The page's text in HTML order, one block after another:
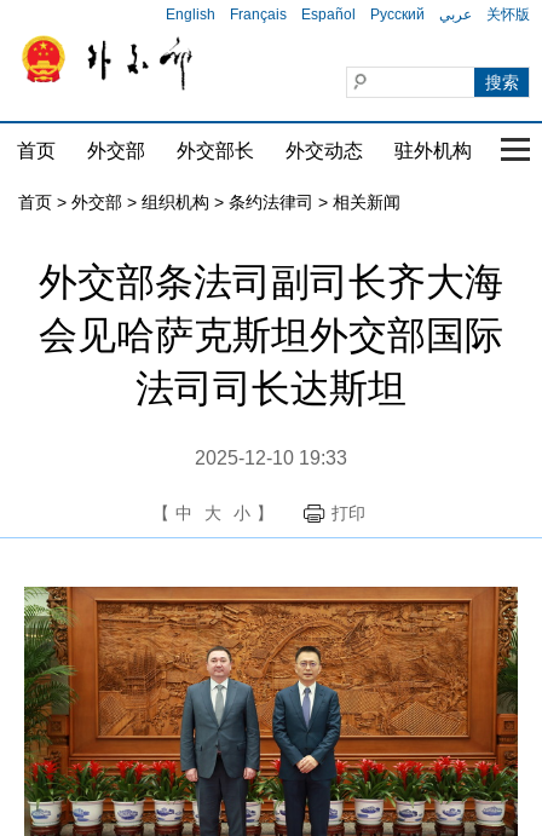
English Français Español Русский عربي 关怀版
首页 外交部 外交部长 外交动态 驻外机构 国
首页 > 外交部 > 组织机构 > 条约法律司 > 相关新闻
外交部条法司副司长齐大海
会见哈萨克斯坦外交部国际
法司司长达斯坦
2025-12-10 19:33
【 中 大 小 】 打印